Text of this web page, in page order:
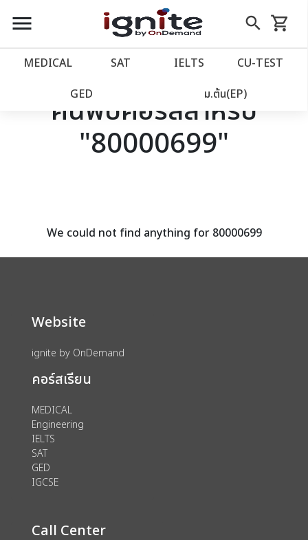
close
account_balance หน้าแรก
เว็บไซต์อิกไนท์
โปรโมชั่น
assignment ลงทะเบียน
menu search
Skip
to
shopping_cart
รถเข็น
MEDICAL SAT IELTS CU‑TEST
GED ม.ต้น(EP)
ค้นพบคอร์สสำหรับ
"80000699"
We could not find anything for 80000699
Website
ignite by OnDemand
คอร์สเรียน
MEDICAL
Engineering
IELTS
SAT
GED
IGCSE
Call Center